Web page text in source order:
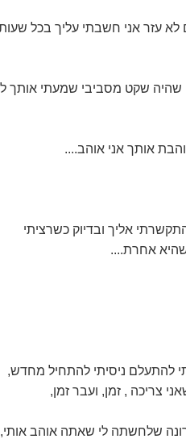
לא עזר אני חשבתי עליך בכל
שהיה שקט מסביבי שמעתי אותך
אותך אני אוהב....
אליך ובדיוק כשרציתי
אחרת....
להתעלם ניסיתי להתחיל מחדש,
צריכה , זמן, ועבר זמן,